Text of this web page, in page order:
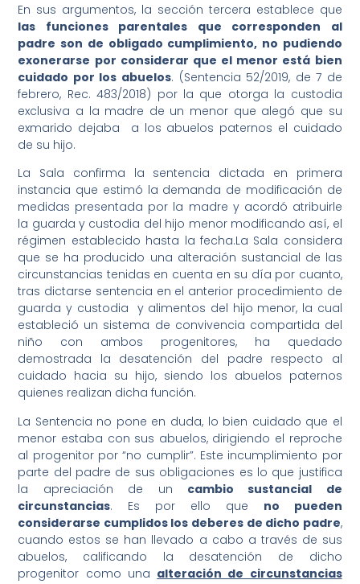
En sus argumentos, la sección tercera establece que
las funciones parentales que corresponden al
padre son de obligado cumplimiento, no pudiendo
exonerarse por considerar que el menor está bien
cuidado por los abuelos. (Sentencia 52/2019, de 7 de
febrero, Rec. 483/2018) por la que otorga la custodia
exclusiva a la madre de un menor que alegó que su
exmarido dejaba a los abuelos paternos el cuidado
de su hijo.
La Sala confirma la sentencia dictada en primera
instancia que estimó la demanda de modificación de
medidas presentada por la madre y acordó atribuirle
la guarda y custodia del hijo menor modificando así, el
régimen establecido hasta la fecha.La Sala considera
que se ha producido una alteración sustancial de las
circunstancias tenidas en cuenta en su día por cuanto,
tras dictarse sentencia en el anterior procedimiento de
guarda y custodia y alimentos del hijo menor, la cual
estableció un sistema de convivencia compartida del
niño con ambos progenitores, ha quedado
demostrada la desatención del padre respecto al
cuidado hacia su hijo, siendo los abuelos paternos
quienes realizan dicha función.
La Sentencia no pone en duda, lo bien cuidado que el
menor estaba con sus abuelos, dirigiendo el reproche
al progenitor por “no cumplir”. Este incumplimiento por
parte del padre de sus obligaciones es lo que justifica
la apreciación de un cambio sustancial de
circunstancias. Es por ello que no pueden
considerarse cumplidos los deberes de dicho padre,
cuando estos se han llevado a cabo a través de sus
abuelos, calificando la desatención de dicho
progenitor como una alteración de circunstancias